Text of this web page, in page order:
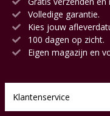
Volledige garantie.
Kies jouw
100 dagen op zicht.
Eigen magazijn en
Klantenservice